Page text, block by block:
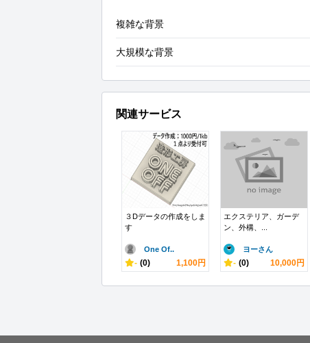
複雑な背景
大規模な背景
関連サービス
３Dデータの作成をしま
す
One Of..
- (0) 1,100円
エクステリア、ガーデ
ン、外構、...
ヨーさん
- (0) 10,000円